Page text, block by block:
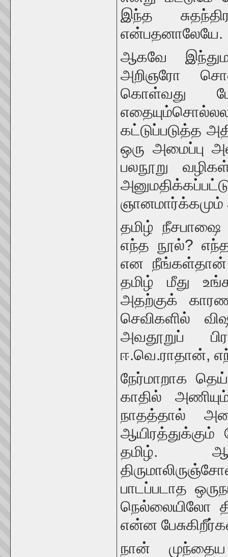
இந்த
என்பதனாலேயே.
ஆகவே
அறிஞரோ
கொள்வது
கட்டுப்படுத்த
ஒரு அமைப்பு
பலநூறு
ஞானமார்க்கமும்
தமிழ்
எந்த நூல்?
என நீங்கள்தான்
தமிழ் மீது
அதற்குக்
செவிகளில்
அவதூறுப்
ஈ.வெ.ராதான்,
நேர்மாறாக
காதில்
நாதத்தால்
ஆயிரத்துக்கும்
தமிழ்.
பாடப்படாத
நெல்லையிலோ
என்ன
நான் முந்தைய